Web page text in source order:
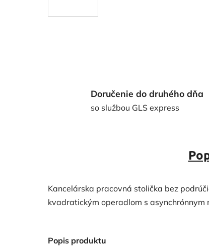
Doručenie do druhého dňa
so službou GLS express
Kancelárska pracovná stolička bez
kvadratickým operadlom s asynchrónnym
Popis produktu